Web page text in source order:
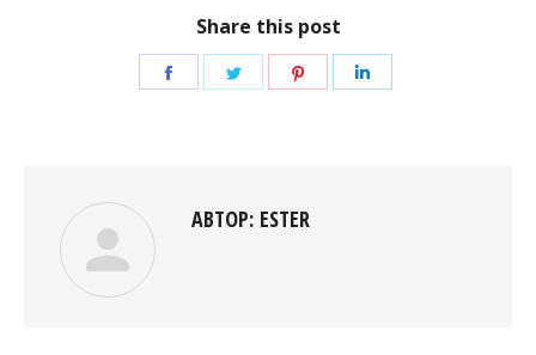
Share this post
ПоделитьсяПоделитьсяПоделиться
АВТОР: ESTER